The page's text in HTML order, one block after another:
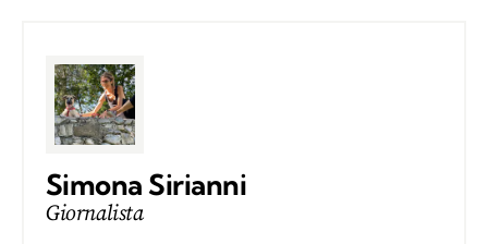
Simona Sirianni
Giornalista